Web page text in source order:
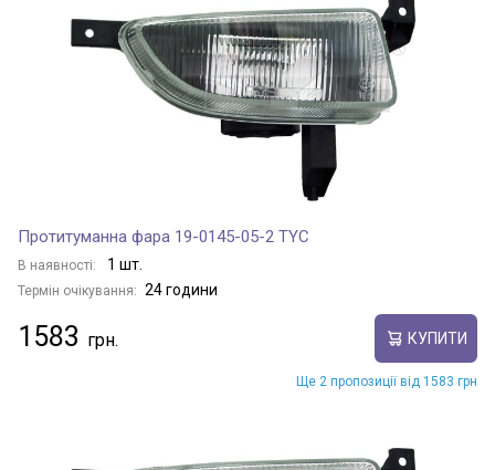
Протитуманна фара 19-0145-05-2 TYC
В наявності: 1 шт.
Термін очікування: 24 години
1583 КУПИТИ
Ще 2 пропозиції від 1583 грн